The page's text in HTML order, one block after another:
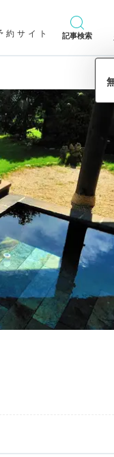
約サイト
記事検索